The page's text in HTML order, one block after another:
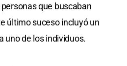
que buscaban
último suceso incluyó un
uno de los individuos.